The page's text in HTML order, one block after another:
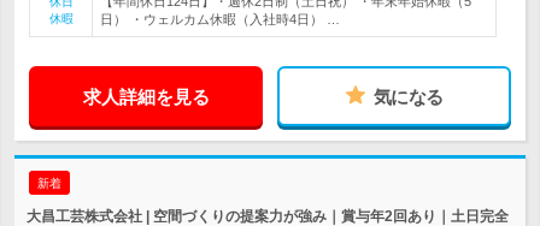
休暇
日） ・ウェルカム休暇（入社時4日） …
求人詳細を見る 気になる
新着
大昌工芸株式会社 | 空間づくりの提案力が強み｜賞与年2回あり｜土日完全